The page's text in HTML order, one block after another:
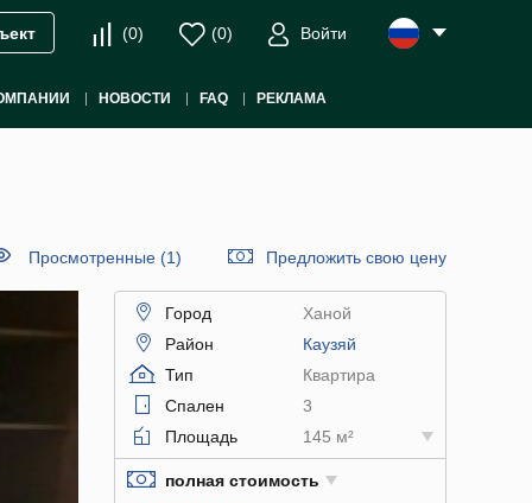
(0) (0) Войти
НОВОСТИ FAQ РЕКЛАМА
Просмотренные (1) Предложить свою цену
Город
Ханой
Район
Каузяй
Тип
Квартира
Спален
3
Площадь
145 м²
полная стоимость